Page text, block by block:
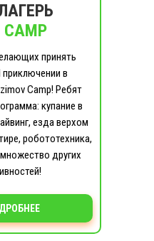
принять
в
Camp! Ребят
купание в
езда верхом
робототехника,
других